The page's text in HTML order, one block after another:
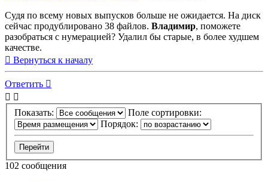
Судя по всему новых выпусков больше не ожидается. На диск
сейчас продублировано 38 файлов. Владимир, поможете
разобраться с нумерацией? Удалил бы старые, в более худшем
качестве.
Вернуться к началу
Ответить
Показать:
Поле сортировки:
Порядок:
102 сообщения